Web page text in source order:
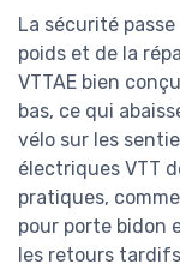
La sécurité
poids et de la
VTTAE bien
bas, ce qui
vélo sur les
électriques VTT
pratiques,
pour porte bidon
les retours